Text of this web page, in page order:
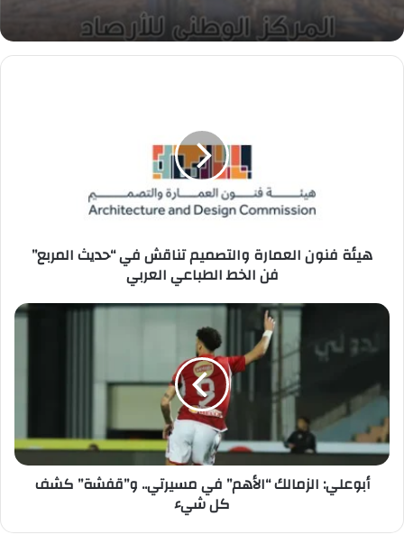
الخط
الطباعي
هيئة فنون العمارة والتصميم تناقش في “حديث المربع”
فن الخط الطباعي العربي
أبوعلي:
“الأهم”
مسيرتي..
و”قفشة”
كشف
كل
شيء
أبوعلي: الزمالك “الأهم” في مسيرتي.. و”قفشة” كشف
كل شيء